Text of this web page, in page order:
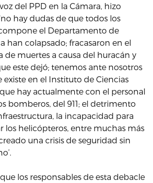
del PPD en la Cámara, hizo
hay dudas de que todos los
el Departamento de
han colapsado; fracasaron en el
de muertes a causa del huracán y
este dejó; tenemos ante nosotros
existe en el Instituto de Ciencias
que hay actualmente con el personal
bomberos, del 911; el detrimento
la incapacidad para
los helicópteros, entre muchas más
una crisis de seguridad sin
los responsables de esta debacle